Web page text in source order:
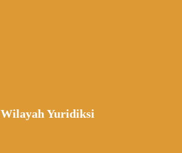
Wilayah Yuridiksi